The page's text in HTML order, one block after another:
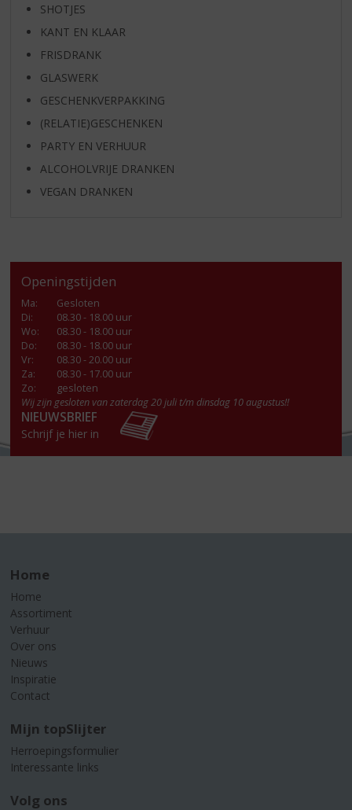
SHOTJES
KANT EN KLAAR
FRISDRANK
GLASWERK
GESCHENKVERPAKKING
(RELATIE)GESCHENKEN
PARTY EN VERHUUR
ALCOHOLVRIJE DRANKEN
VEGAN DRANKEN
Openingstijden
Ma:
Gesloten
Di:
08.30 - 18.00 uur
Wo:
08.30 - 18.00 uur
Do:
08.30 - 18.00 uur
Vr:
08.30 - 20.00 uur
Za:
08.30 - 17.00 uur
Zo:
gesloten
Wij zijn gesloten van zaterdag 20 juli t/m dinsdag 10 augustus!!
NIEUWSBRIEF
Schrijf je hier in
Home
Home
Assortiment
Verhuur
Over ons
Nieuws
Inspiratie
Contact
Mijn topSlijter
Herroepingsformulier
Interessante links
Volg ons